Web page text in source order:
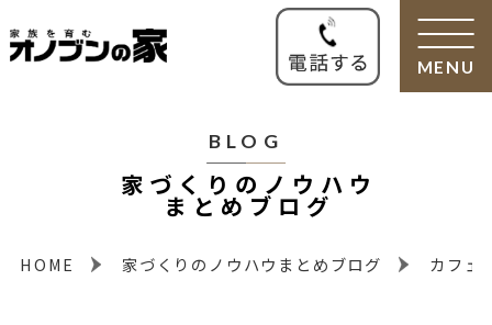
MENU
BLOG
家づくりのノウハウ
まとめブログ
HOME 家づくりのノウハウまとめブログ カフェ